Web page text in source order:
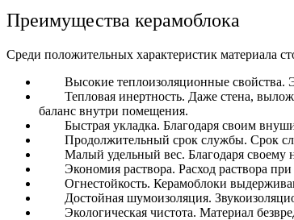
Преимущества керамоблока
Среди положительных характеристик материала
Высокие теплоизоляционные свойства.
Тепловая инертность. Даже стена,
баланс внутри помещения.
Быстрая укладка. Благодаря своим
Продолжительный срок службы. Срок
Малый удельный вес. Благодаря своему
Экономия раствора. Расход раствора
Огнестойкость. Керамоблоки
Достойная шумоизоляция.
Экологическая чистота. Материал